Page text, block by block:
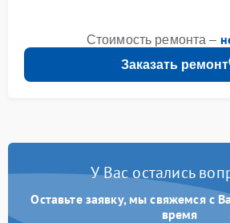
Заказать ремонт
Стоимость ремонта –
У Вас остались
Оставьте заявку, мы свяжемся с
время